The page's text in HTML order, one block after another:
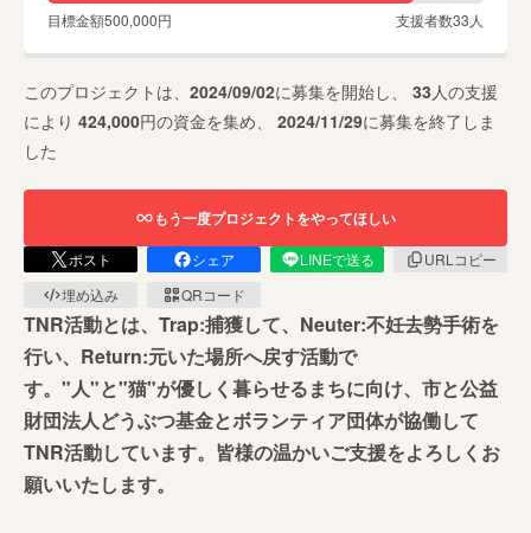
目標金額500,000円 支援者数33 人
このプロジェクトは、 2024/09/02に募集を開始し、 33 人の支援
により 424,000円の資金を集め、 2024/11/29に募集を終了しま
した
もう一度プロジェクトをやってほしい
ポスト シェア LINEで送る
URLコピー
埋め込み
QRコード
TNR活動とは、Trap:捕獲して、Neuter:不妊去勢手術を
行い、Return:元いた場所へ戻す活動で
す。"人"と"猫"が優しく暮らせるまちに向け、市と公益
財団法人どうぶつ基金とボランティア団体が協働して
TNR活動しています。皆様の温かいご支援をよろしくお
願いいたします。